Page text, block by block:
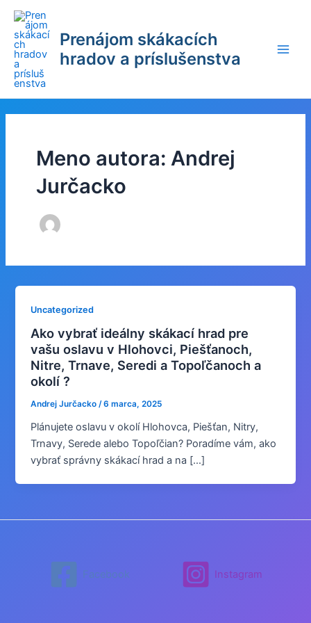
Preskočiť
obsah
Prenájom skákacích
hradov a príslušenstva
Meno autora: Andrej
Jurčacko
Uncategorized
Ako vybrať ideálny skákací hrad pre
vašu oslavu v Hlohovci, Piešťanoch,
Nitre, Trnave, Seredi a Topoľčanoch a
okolí ?
Andrej Jurčacko/6 marca, 2025
Plánujete oslavu v okolí Hlohovca, Piešťan, Nitry,
Trnavy, Serede alebo Topoľčian? Poradíme vám, ako
vybrať správny skákací hrad a na […]
Facebook Instagram